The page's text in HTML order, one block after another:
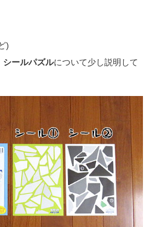
)
シールパズルについて少し説明して